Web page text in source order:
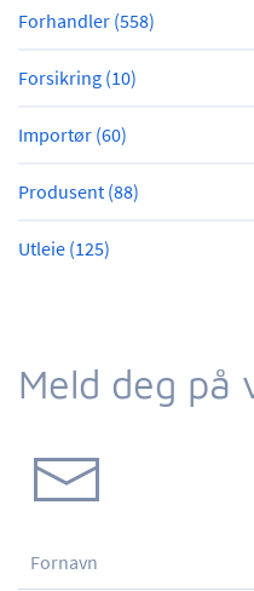
Forhandler (558)
Forsikring (10)
Importør (60)
Produsent (88)
Utleie (125)
Meld deg på